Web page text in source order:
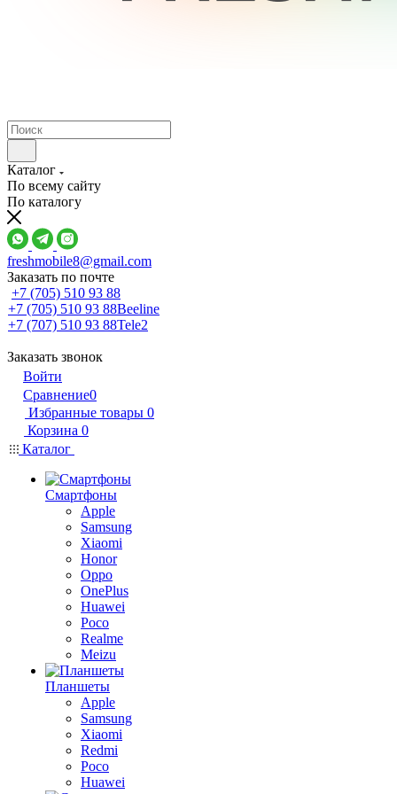
Каталог
По всему сайту
По каталогу
freshmobile8@gmail.com
Заказать по почте
+7 (705) 510 93 88
+7 (705) 510 93 88Beeline
+7 (707) 510 93 88Tele2
Заказать звонок
Войти
Сравнение0
Избранные товары 0
Корзина 0
Каталог
Смартфоны
Apple
Samsung
Xiaomi
Honor
Oppo
OnePlus
Huawei
Poco
Realme
Meizu
Планшеты
Apple
Samsung
Xiaomi
Redmi
Poco
Huawei